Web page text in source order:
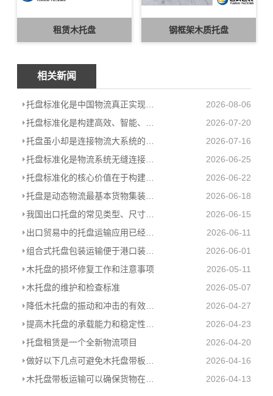
租赁木托盘 钢框架木质托盘
相关新闻
2026-08-06
2026-07-20
2026-07-16
2026-06-25
2026-06-22
2026-06-18
2026-06-15
2026-06-11
2026-06-01
木托盘的损坏修复工作和注意事项
2026-05-11
木托盘的维护和检查标准
2026-05-07
2026-04-27
2026-04-23
托盘租赁是一个全新物流项目
2026-04-20
2026-04-16
2026-04-13